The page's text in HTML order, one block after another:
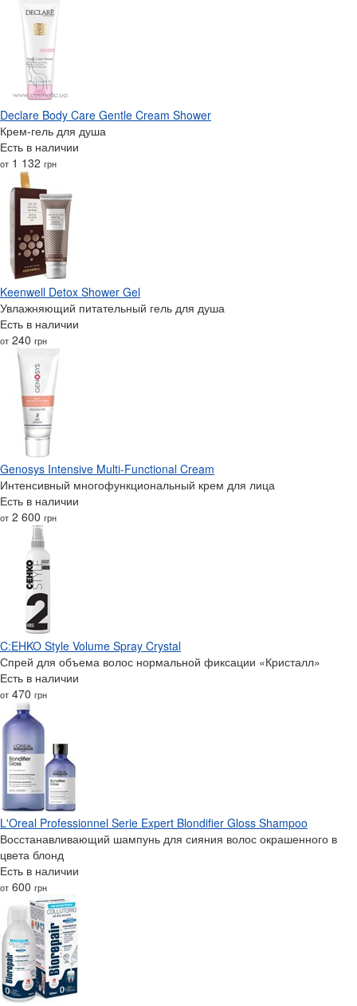
Declare Body Care Gentle Cream Shower
Крем-гель для душа
Есть в наличии
от 1 132 грн
Keenwell Detox Shower Gel
Увлажняющий питательный гель для душа
Есть в наличии
от 240 грн
Genosys Intensive Multi-Functional Cream
Интенсивный многофункциональный крем для лица
Есть в наличии
от 2 600 грн
C:EHKO Style Volume Spray Crystal
Спрей для объема волос нормальной фиксации «Кристалл»‎
Есть в наличии
от 470 грн
L'Oreal Professionnel Serie Expert Blondifier Gloss Shampoo
Восстанавливающий шампунь для сияния волос окрашенного в
цвета блонд
Есть в наличии
от 600 грн